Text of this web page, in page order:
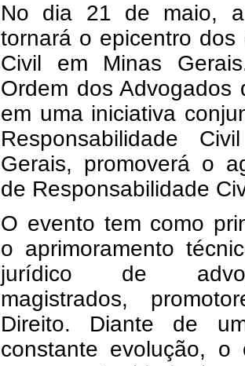
No dia 21 de maio,
tornará o epicentro
Civil em Minas
Ordem dos Advogados
em uma iniciativa
Responsabilidade
Gerais, promoverá o
de Responsabilidade
O evento tem como
o aprimoramento
jurídico de
magistrados,
Direito. Diante de
constante evolução, o